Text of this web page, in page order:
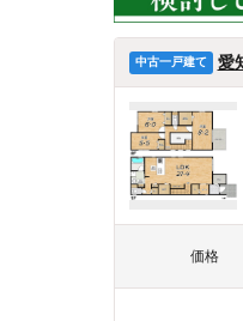
中古一戸建て 愛
価格